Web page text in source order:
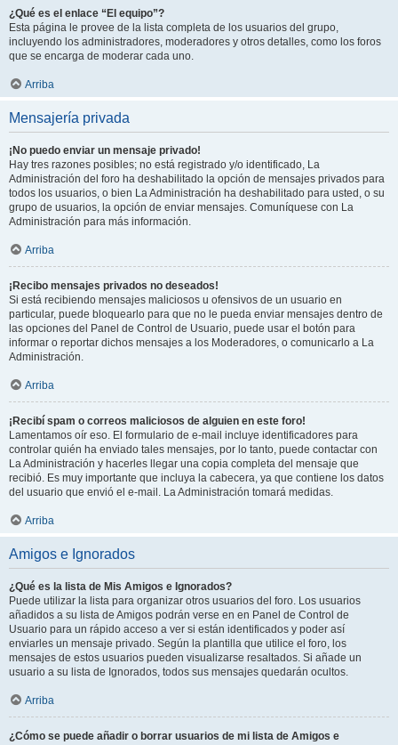
¿Qué es el enlace “El equipo”?
Esta página le provee de la lista completa de los usuarios del grupo,
incluyendo los administradores, moderadores y otros detalles, como los foros
que se encarga de moderar cada uno.
Arriba
Mensajería privada
¡No puedo enviar un mensaje privado!
Hay tres razones posibles; no está registrado y/o identificado, La
Administración del foro ha deshabilitado la opción de mensajes privados para
todos los usuarios, o bien La Administración ha deshabilitado para usted, o su
grupo de usuarios, la opción de enviar mensajes. Comuníquese con La
Administración para más información.
Arriba
¡Recibo mensajes privados no deseados!
Si está recibiendo mensajes maliciosos u ofensivos de un usuario en
particular, puede bloquearlo para que no le pueda enviar mensajes dentro de
las opciones del Panel de Control de Usuario, puede usar el botón para
informar o reportar dichos mensajes a los Moderadores, o comunicarlo a La
Administración.
Arriba
¡Recibí spam o correos maliciosos de alguien en este foro!
Lamentamos oír eso. El formulario de e-mail incluye identificadores para
controlar quién ha enviado tales mensajes, por lo tanto, puede contactar con
La Administración y hacerles llegar una copia completa del mensaje que
recibió. Es muy importante que incluya la cabecera, ya que contiene los datos
del usuario que envió el e-mail. La Administración tomará medidas.
Arriba
Amigos e Ignorados
¿Qué es la lista de Mis Amigos e Ignorados?
Puede utilizar la lista para organizar otros usuarios del foro. Los usuarios
añadidos a su lista de Amigos podrán verse en en Panel de Control de
Usuario para un rápido acceso a ver si están identificados y poder así
enviarles un mensaje privado. Según la plantilla que utilice el foro, los
mensajes de estos usuarios pueden visualizarse resaltados. Si añade un
usuario a su lista de Ignorados, todos sus mensajes quedarán ocultos.
Arriba
¿Cómo se puede añadir o borrar usuarios de mi lista de Amigos e